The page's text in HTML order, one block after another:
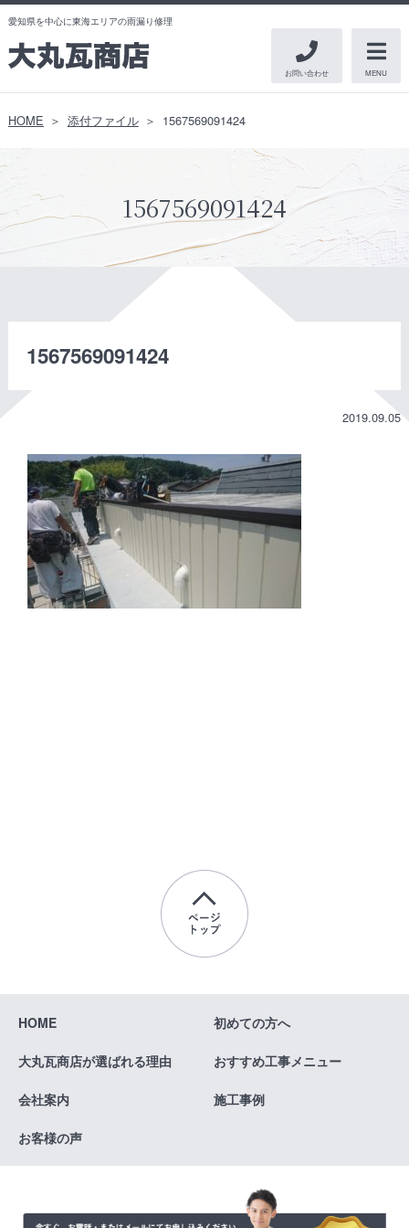
愛知県を中心に東海エリアの雨漏り修理
お問い合わせ MENU
HOME 添付ファイル 1567569091424
1567569091424
1567569091424
2019.09.05
HOME 初めての方へ
大丸瓦商店が選ばれる理由 おすすめ工事メニュー
会社案内 施工事例
お客様の声